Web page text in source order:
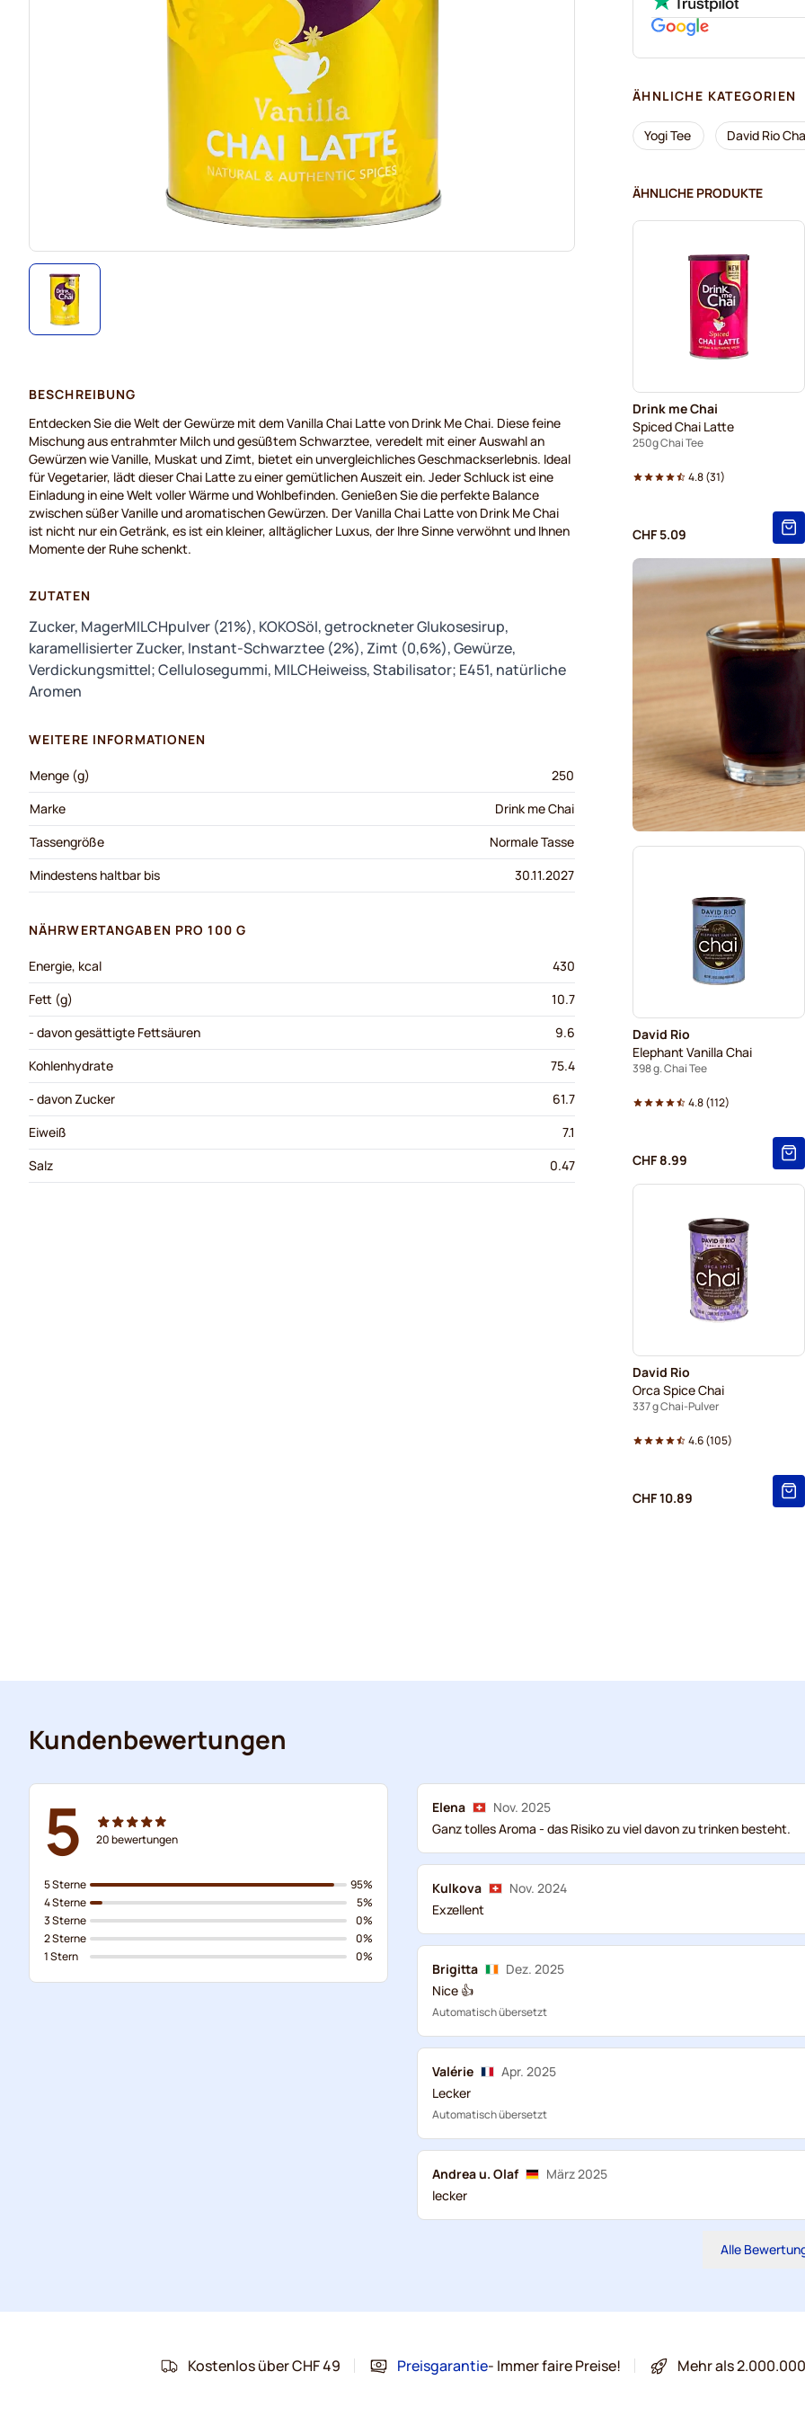
ÄHNLICHE KATEGORIEN
Yogi Tee David Rio
ÄHNLICHE PRODUKTE
Drink me Chai
Spiced Chai Latte
250g Chai Tee
4.8(31)
CHF 5.09
David Rio
Elephant Vanilla Chai
398 g. Chai Tee
4.8(112)
CHF 8.99
David Rio
Orca Spice Chai
337 g Chai-Pulver
4.6(105)
CHF 10.89
BESCHREIBUNG
EntdeckenSie die Welt derGewürze mitdem Vanilla Chai Latte von Drink Me Chai. Diesefeine
Mischungausentrahmter Milch undgesüßtemSchwarztee, veredelt miteinerAuswahlan
GewürzenwieVanille, Muskat undZimt, bieteteinunvergleichlichesGeschmackserlebnis. Ideal
fürVegetarier, lädtdieserChai LattezueinergemütlichenAuszeitein. JederSchluck isteine
Einladung ineineWeltvollerWärmeundWohlbefinden. GenießenSie die perfekte Balance
zwischensüßerVanille undaromatischenGewürzen. Der Vanilla Chai Latte von Drink Me Chai
ist nicht nureinGetränk, es istein kleiner, alltäglicher Luxus, der IhreSinneverwöhntund Ihnen
Momenteder Ruheschenkt.
ZUTATEN
Zucker, MagerMILCHpulver (21%), KOKOSöl, getrockneter Glukosesirup,
karamellisierter Zucker, Instant-Schwarztee (2%), Zimt (0,6%), Gewürze,
Verdickungsmittel; Cellulosegummi, MILCHeiweiss, Stabilisator; E451, natürliche
Aromen
WEITERE INFORMATIONEN
Menge (g)
250
Marke
Drink me Chai
Tassengröße
Normale Tasse
Mindestens haltbar bis
30.11.2027
NÄHRWERTANGABEN PRO 100 G
Energie, kcal
430
Fett (g)
10.7
- davon gesättigte Fettsäuren
9.6
Kohlenhydrate
75.4
- davon Zucker
61.7
Eiweiß
7.1
Salz
0.47
Kundenbewertungen
5 20bewertungen
5 Sterne
4 Sterne
3 Sterne
2 Sterne
1 Stern
95%
5%
0%
0%
0%
Elena
Nov. 2025
Ganz tolles Aroma - das Risiko zu viel davon zu trinken besteht.
Kulkova
Nov. 2024
Exzellent
Brigitta
Dez. 2025
Nice 👍
Automatisch übersetzt
Valérie
Apr. 2025
Lecker
Automatisch übersetzt
Andrea u. Olaf
März 2025
lecker
Alle
Kostenlos über CHF 49 Preisgarantie- Immer faire Preise! Mehr als